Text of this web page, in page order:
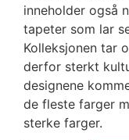
inneholder også
tapeter som lar
Kolleksjonen tar
derfor sterkt
designene
de fleste farger
sterke farger.